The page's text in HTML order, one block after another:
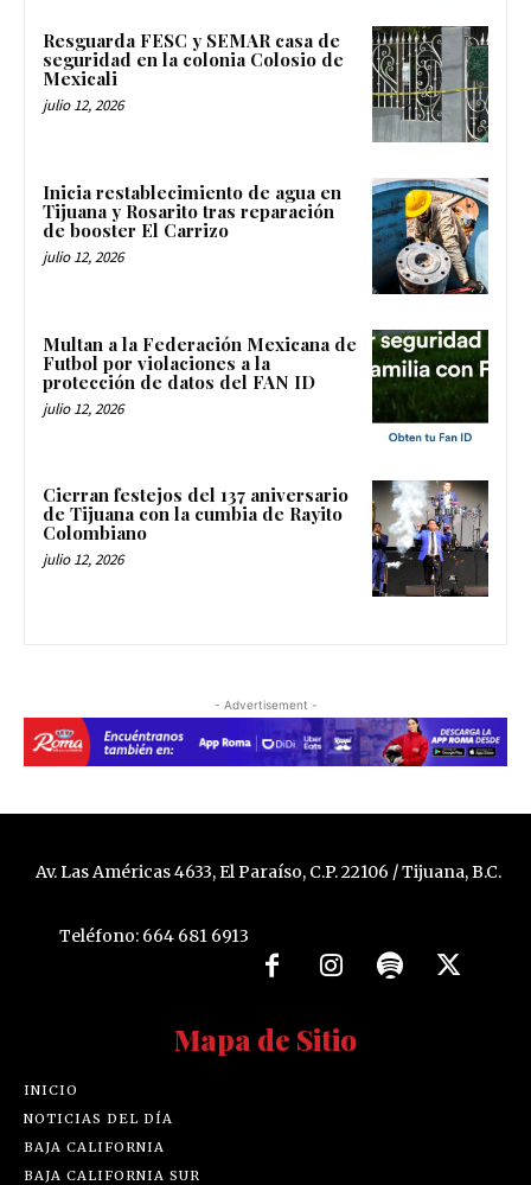
Resguarda FESC y SEMAR casa de
seguridad en la colonia Colosio de
Mexicali
julio 12, 2026
Inicia restablecimiento de agua en
Tijuana y Rosarito tras reparación
de booster El Carrizo
julio 12, 2026
Multan a la Federación Mexicana de
Futbol por violaciones a la
protección de datos del FAN ID
julio 12, 2026
Cierran festejos del 137 aniversario
de Tijuana con la cumbia de Rayito
Colombiano
julio 12, 2026
- Advertisement -
Av. Las Américas 4633, El Paraíso, C.P. 22106 / Tijuana, B.C.
Teléfono: 664 681 6913
Mapa de Sitio
INICIO
NOTICIAS DEL DÍA
BAJA CALIFORNIA
BAJA CALIFORNIA SUR